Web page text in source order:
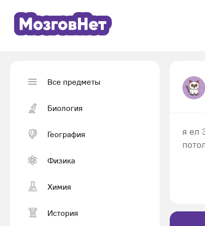
Все предметы
Биология
География
Физика
Химия
История
я ел